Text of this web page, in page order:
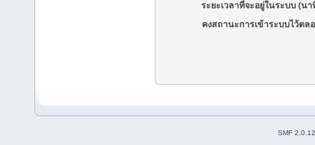
ระยะเวลาที่จะอยู่ในระบบ (นา
คงสถานะการเข้าระบบไว้ตล
SMF 2.0.12